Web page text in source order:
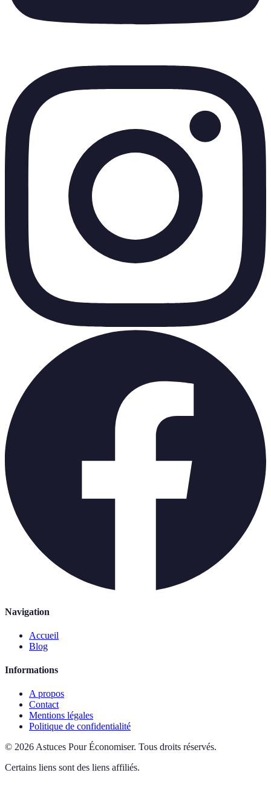
Navigation
Accueil
Blog
Informations
A propos
Contact
Mentions légales
Politique de confidentialité
© 2026 Astuces Pour Économiser. Tous droits réservés.
Certains liens sont des liens affiliés.